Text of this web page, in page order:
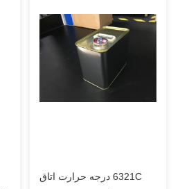
6321C درجه حرارت اتاق